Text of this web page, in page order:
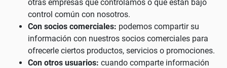
otras empresas que controlamos o que están bajo
control común con nosotros.
Con socios comerciales: podemos compartir su
información con nuestros socios comerciales para
ofrecerle ciertos productos, servicios o promociones.
Con otros usuarios: cuando comparte información